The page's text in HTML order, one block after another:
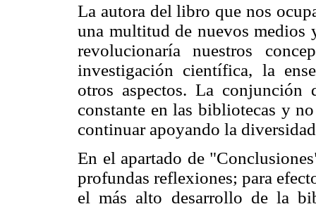
La autora del libro que nos
una multitud de nuevos medios
revolucionaría nuestros
investigación científica, la
otros aspectos. La
constante en las bibliotecas y
continuar apoyando la
En el apartado de
profundas reflexiones; para
el más alto desarrollo de la